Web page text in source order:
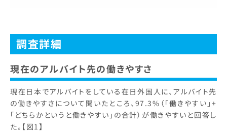
調査詳細
現在のアルバイト先の働きやすさ
現在日本でアルバイトをしている在日外国人に、アルバイト先
の働きやすさについて聞いたところ、97.3%（「働きやすい」+
「どちらかというと働きやすい」の合計）が働きやすいと回答し
た。【図1】